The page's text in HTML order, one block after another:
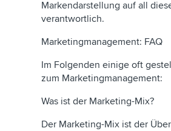
Markendarstellung auf all
verantwortlich.
Marketingmanagement: FAQ
Im Folgenden einige oft
zum Marketingmanagement:
Was ist der Marketing-Mix?
Der Marketing-Mix ist der